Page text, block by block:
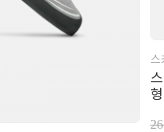
스
형